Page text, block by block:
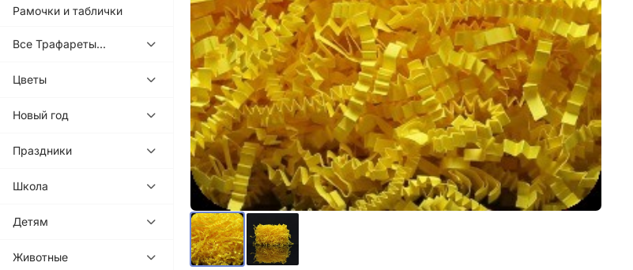
Рамочки и таблички
Все Трафареты...
Цветы
Новый год
Праздники
Школа
Детям
Животные